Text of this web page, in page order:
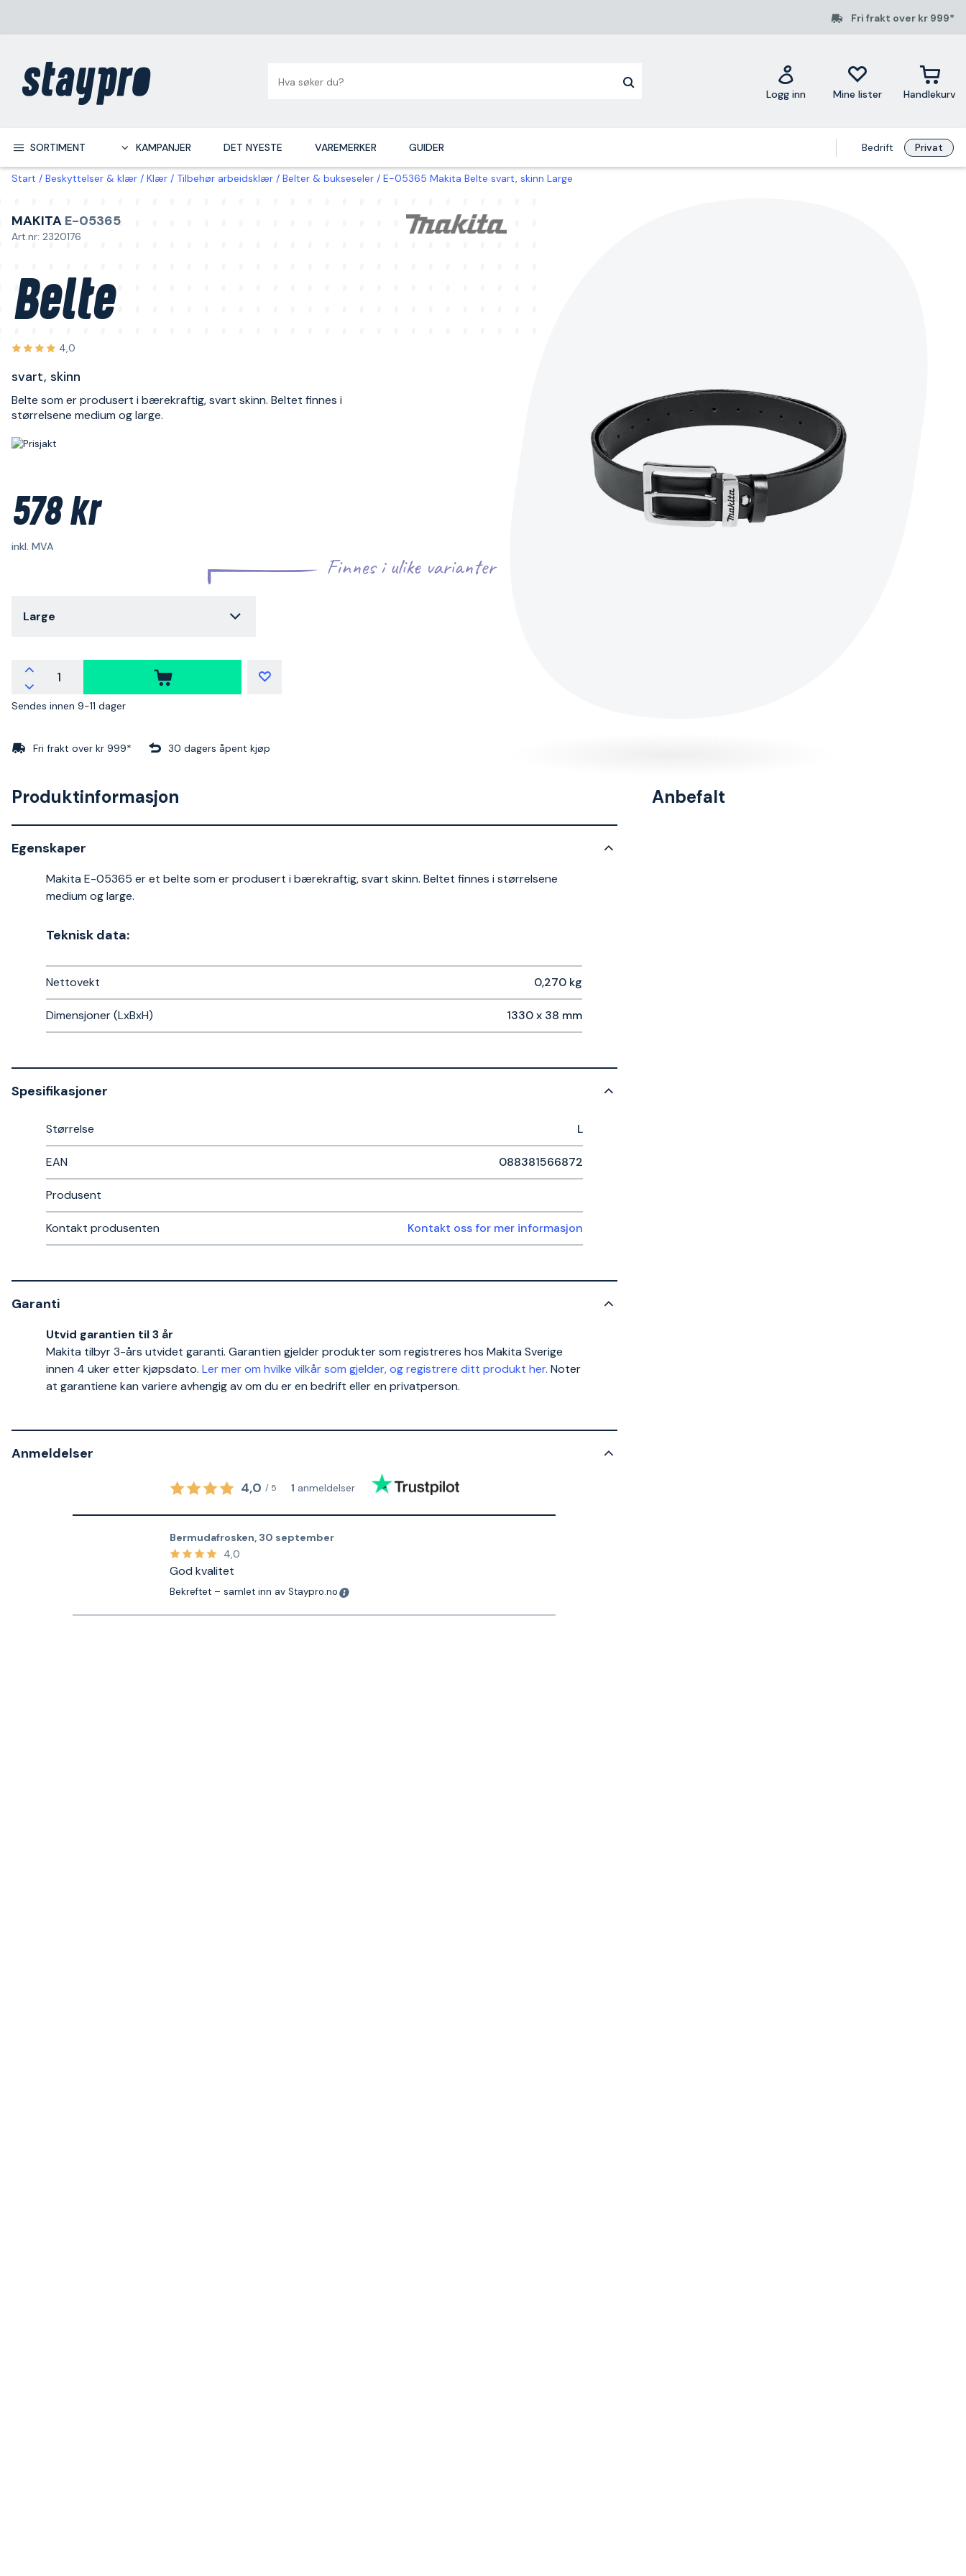
Fri frakt over kr 999*
Logg inn Mine lister Handlekurv
SORTIMENT KAMPANJER DET NYESTE VAREMERKER GUIDER Bedrift Privat
Start Beskyttelser & klær Klær Tilbehør arbeidsklær Belter & bukseseler E-05365 Makita Belte svart, skinn Large
MAKITA E-05365
Art.nr: 2320176
Belte
4,0
svart, skinn
Belte som er produsert i bærekraftig, svart skinn. Beltet finnes i
størrelsene medium og large.
578 kr
inkl. MVA
Finnes i ulike varianter
Large
Sendes innen 9-11 dager
Fri frakt over kr 999* 30 dagers åpent kjøp
Produktinformasjon
Egenskaper
Makita E-05365 er et belte som er produsert i bærekraftig, svart skinn. Beltet finnes i størrelsene
medium og large.
Teknisk data:
Nettovekt 0,270 kg
Dimensjoner (LxBxH) 1330 x 38 mm
Spesifikasjoner
Størrelse L
EAN 088381566872
Produsent
Kontakt produsenten Kontakt oss for mer informasjon
Garanti
Utvid garantien til 3 år
Makita tilbyr 3-års utvidet garanti. Garantien gjelder produkter som registreres hos Makita Sverige
innen 4 uker etter kjøpsdato. Ler mer om hvilke vilkår som gjelder, og registrere ditt produkt her. Noter
at garantiene kan variere avhengig av om du er en bedrift eller en privatperson.
Anmeldelser
4,0 / 5 1 anmeldelser
Bermudafrosken, 30 september
4,0
God kvalitet
Bekreftet – samlet inn av Staypro.no
Anbefalt